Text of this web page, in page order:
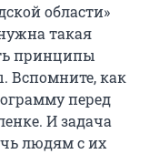
области»
такая
принципы
Вспомните, как
перед
И задача
людям с их